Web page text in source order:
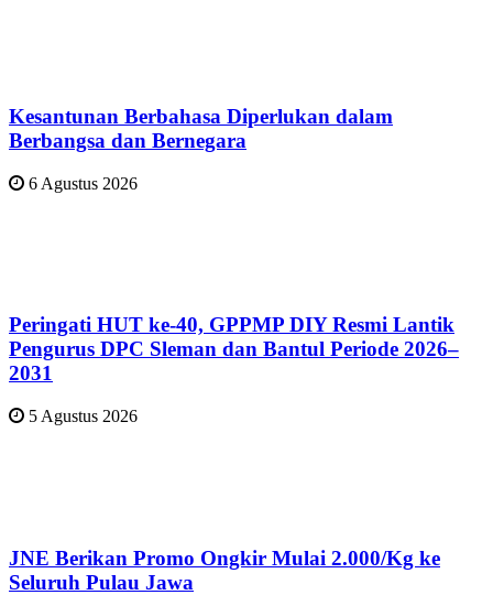
Kesantunan Berbahasa Diperlukan dalam
Berbangsa dan Bernegara
6 Agustus 2026
Peringati HUT ke-40, GPPMP DIY Resmi Lantik
Pengurus DPC Sleman dan Bantul Periode 2026–
2031
5 Agustus 2026
JNE Berikan Promo Ongkir Mulai 2.000/Kg ke
Seluruh Pulau Jawa